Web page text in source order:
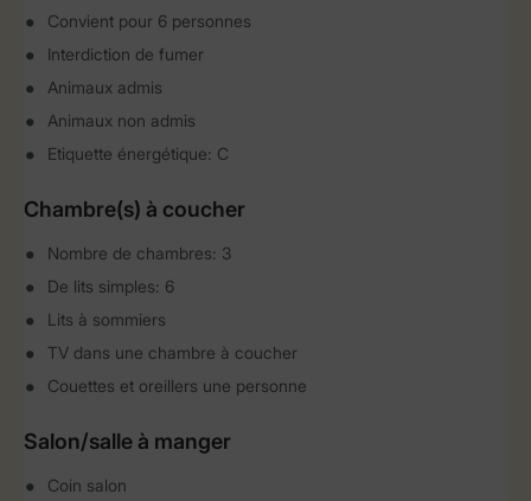
Convient pour 6 personnes
Interdiction de fumer
Animaux admis
Animaux non admis
Etiquette énergétique: C
Chambre(s) à coucher
Nombre de chambres: 3
De lits simples: 6
Lits à sommiers
TV dans une chambre à coucher
Couettes et oreillers une personne
Salon/salle à manger
Coin salon